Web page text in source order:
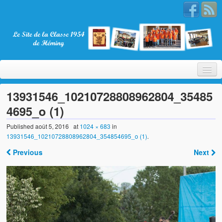
Bienvenue
La Classe 1954
Les membres
Nos partenaires
13931546_10210728808962804_35485
4695_o (1)
Publishedaoût 5, 2016 at 1024 × 683 in
13931546_10210728808962804_354854695_o (1).
Previous Next